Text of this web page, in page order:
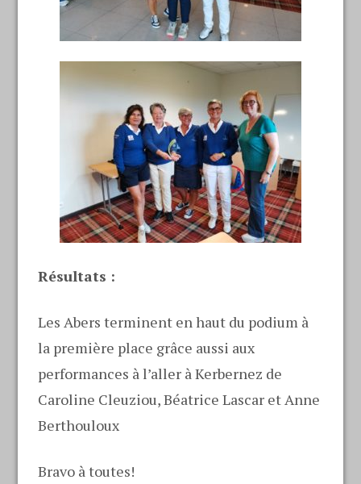
Résultats :
Les Abers terminent en haut du podium à
la première place grâce aussi aux
performances à l’aller à Kerbernez de
Caroline Cleuziou, Béatrice Lascar et Anne
Berthouloux
Bravo à toutes!